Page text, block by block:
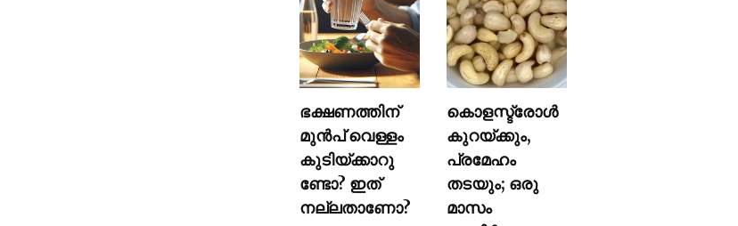
ഭക്ഷണത്തിന്
മുന്‍പ് വെള്ളം
കുടിയ്ക്കാറു
ണ്ടോ? ഇത്
നല്ലതാണോ?
കൊളസ്ട്രോള്‍
കുറയ്ക്കും,
പ്രമേഹം
തടയും; ഒരു
മാസം